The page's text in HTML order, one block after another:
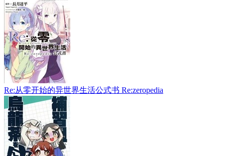
Re:从零开始的异世界生活公式书 Re:zeropedia